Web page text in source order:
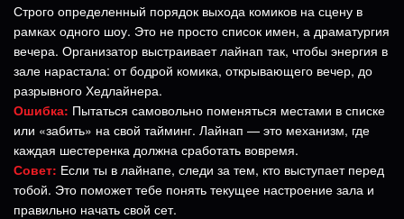
Строго определенный порядок выхода комиков на сцену в
рамках одного шоу. Это не просто список имен, а драматургия
вечера. Организатор выстраивает лайнап так, чтобы энергия в
зале нарастала: от бодрой комика, открывающего вечер, до
разрывного Хедлайнера.
Ошибка: Пытаться самовольно поменяться местами в списке
или «забить» на свой тайминг. Лайнап — это механизм, где
каждая шестеренка должна сработать вовремя.
Совет: Если ты в лайнапе, следи за тем, кто выступает перед
тобой. Это поможет тебе понять текущее настроение зала и
правильно начать свой сет.